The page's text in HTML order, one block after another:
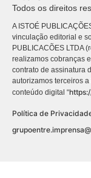
Todos os direitos
A ISTOÉ
vinculação editorial e
PUBLICACÕES LTDA
realizamos cobranças
contrato de assinatura
autorizamos terceiros
conteúdo digital “
Política de